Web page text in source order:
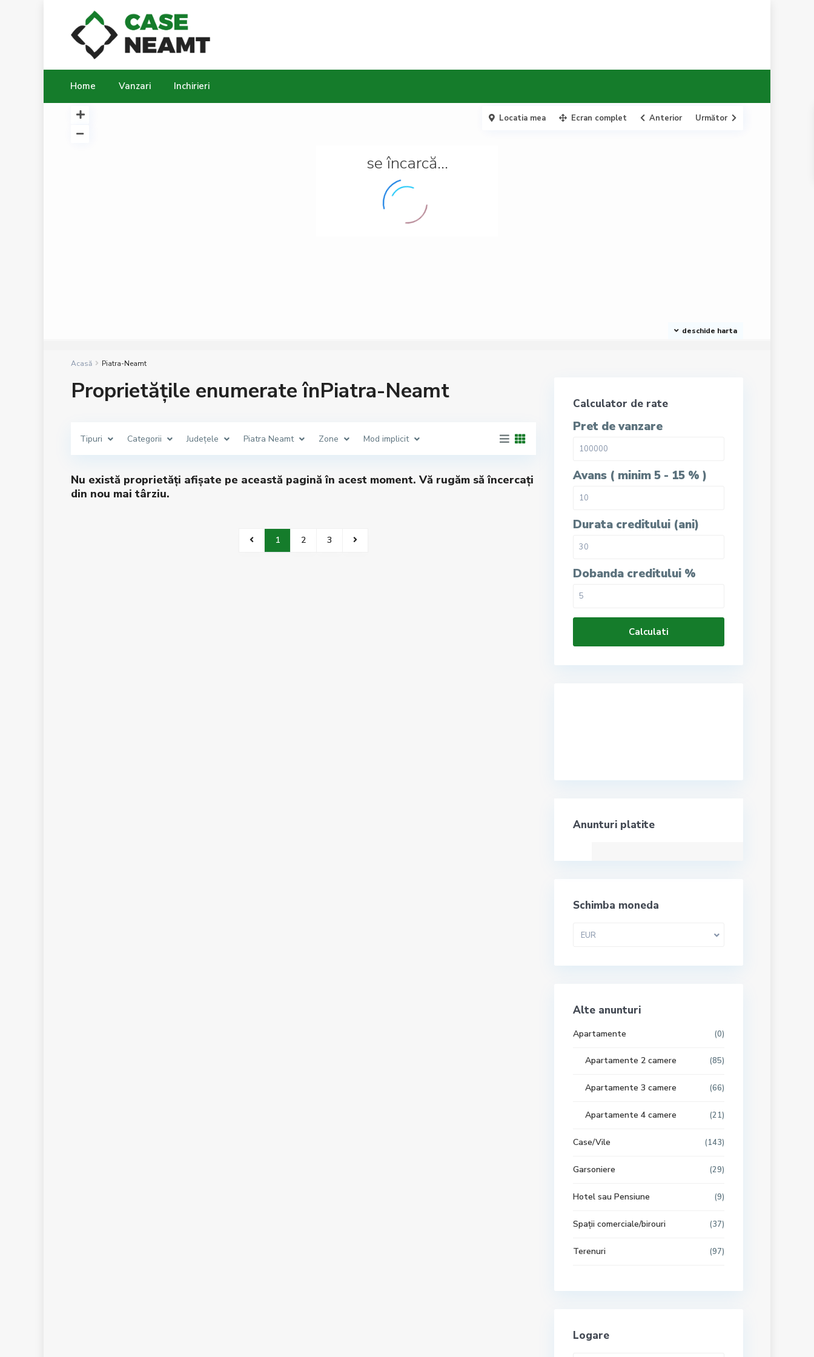
Home Vanzari Inchirieri
se încarcă...
deschide harta
Locatia mea Ecran complet Anterior Următor
Acasă Piatra-Neamt
Proprietățile enumerate înPiatra-Neamt
Tipuri Categorii Județele Piatra Neamt Zone Mod implicit
Nu există proprietăți afișate pe această pagină în acest moment. Vă rugăm să încercați
din nou mai târziu.
1 2 3
Calculator de rate
Pret de vanzare
Avans ( minim 5 - 15 % )
Durata creditului (ani)
Dobanda creditului %
Calculati
Anunturi platite
Schimba moneda
EUR
Alte anunturi
Apartamente (0)
Apartamente 2 camere (85)
Apartamente 3 camere (66)
Apartamente 4 camere (21)
Case/Vile (143)
Garsoniere (29)
Hotel sau Pensiune (9)
Spații comerciale/birouri (37)
Terenuri (97)
Logare